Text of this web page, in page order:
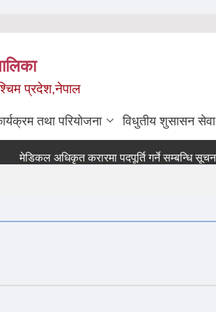
प्रदेश,नेपाल
तथा परियोजना विधुतीय शुसासन सेवा
मेडिकल अधिकृत करारमा पदपूर्ति गर्ने सम्बन्धि सूचना ।